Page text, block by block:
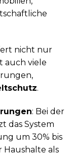
nicht nur
auch viele
.
: Bei der
das System
um 30% bis
Haushalte als